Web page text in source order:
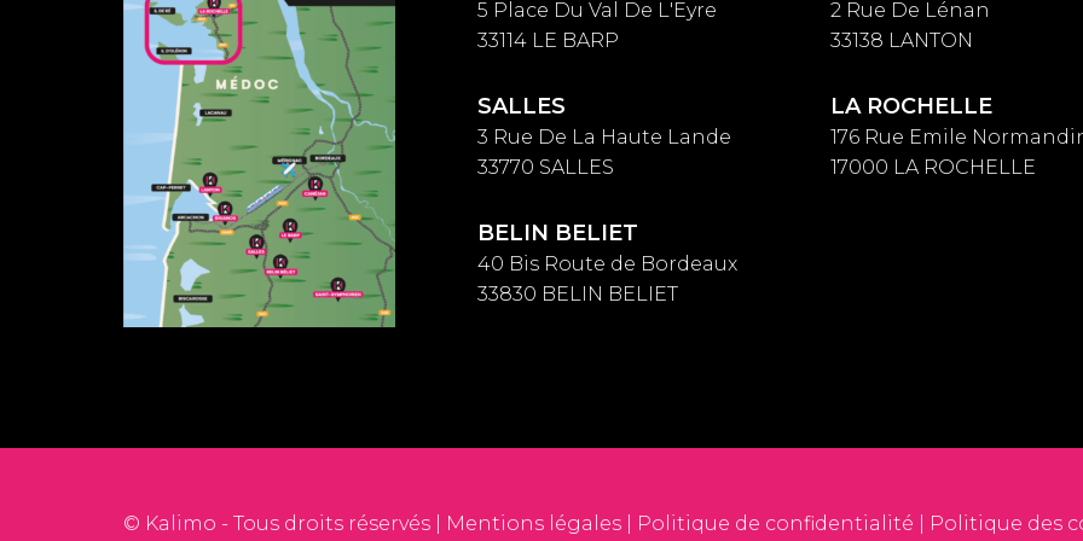
5 Place Du Val De L'Eyre
33114 LE BARP
SALLES
3 Rue De La Haute Lande
33770 SALLES
BELIN BELIET
40 Bis Route de Bordeaux
33830 BELIN BELIET
2 Rue De Lénan
33138 LANTON
LA ROCHELLE
176 Rue Emile
17000 LA ROCHELLE
© Kalimo - Tous droits réservés | Mentions légales Politique de confidentialité Politique des